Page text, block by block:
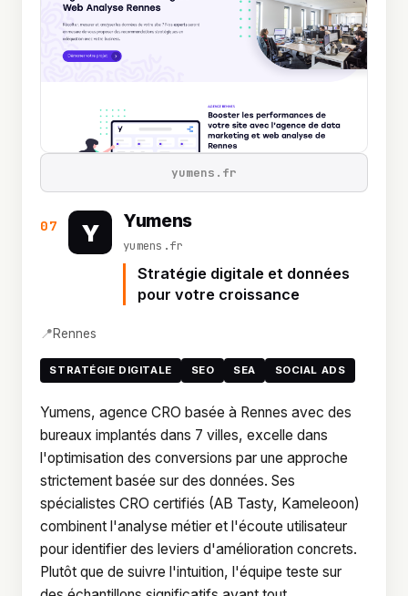
07 Y Yumens
yumens.fr
Stratégie digitale et données
pour votre croissance
📍Rennes
STRATÉGIE DIGITALE SEO SEA SOCIAL ADS
Yumens, agence CRO basée à Rennes avec des
bureaux implantés dans 7 villes, excelle dans
l'optimisation des conversions par une approche
strictement basée sur des données. Ses
spécialistes CRO certifiés (AB Tasty, Kameleoon)
combinent l'analyse métier et l'écoute utilisateur
pour identifier des leviers d'amélioration concrets.
Plutôt que de suivre l'intuition, l'équipe teste sur
yumens.fr